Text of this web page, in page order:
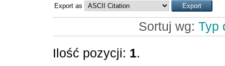
Export as
Sortuj wg: Typ
Ilość pozycji: 1.